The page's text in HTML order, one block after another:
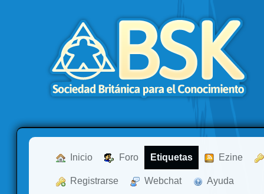
Inicio Foro Etiquetas Ezine
Registrarse Webchat Ayuda